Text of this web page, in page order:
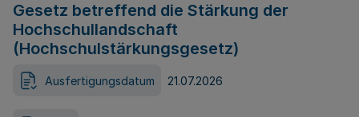
Gesetz betreffend die Stärkung der
Hochschullandschaft
(Hochschulstärkungsgesetz)
Ausfertigungsdatum 21.07.2026